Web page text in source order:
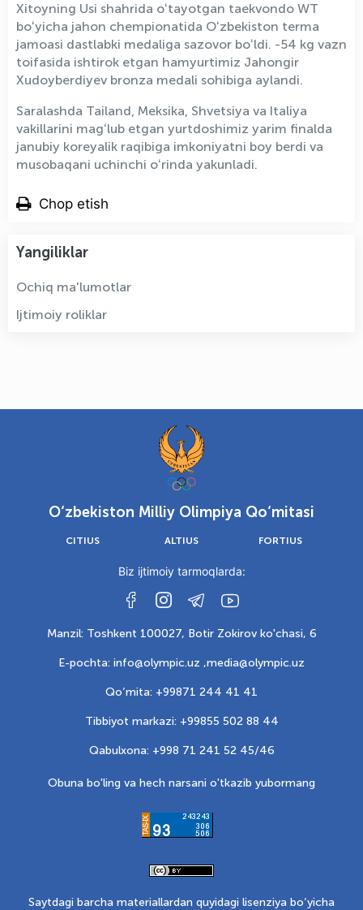
Xitoyning Usi shahrida oʻtayotgan taekvondo WT
boʻyicha jahon chempionatida Oʻzbekiston terma
jamoasi dastlabki medaliga sazovor boʻldi. -54 kg vazn
toifasida ishtirok etgan hamyurtimiz Jahongir
Xudoyberdiyev bronza medali sohibiga aylandi.
Saralashda Tailand, Meksika, Shvetsiya va Italiya
vakillarini magʻlub etgan yurtdoshimiz yarim finalda
janubiy koreyalik raqibiga imkoniyatni boy berdi va
musobaqani uchinchi oʻrinda yakunladi.
Chop etish
Yangiliklar
Ochiq ma'lumotlar
Ijtimoiy roliklar
O‘zbekiston Milliy Olimpiya Qo‘mitasi
CITIUS ALTIUS FORTIUS
Biz ijtimoiy tarmoqlarda:
Manzil: Toshkent 100027, Botir Zokirov ko'chasi, 6
E-pochta: info@olympic.uz ,media@olympic.uz
Qo‘mita: +99871 244 41 41
Tibbiyot markazi: +99855 502 88 44
Qabulxona: +998 71 241 52 45/46
Obuna bo'ling va hech narsani o'tkazib yubormang
Saytdagi barcha materiallardan quyidagi lisenziya bo‘yicha